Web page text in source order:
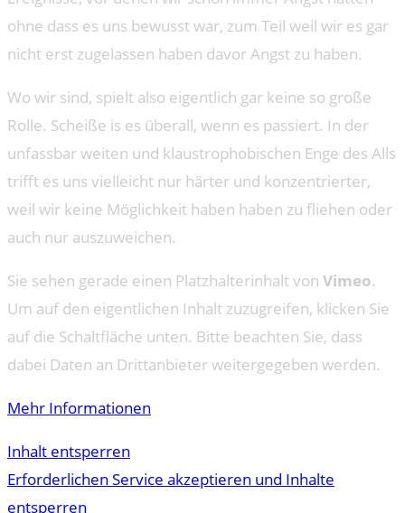
ohne dass es uns bewusst war, zum Teil weil wir es gar
nicht erst zugelassen haben davor Angst zu haben.
Wo wir sind, spielt also eigentlich gar keine so große
Rolle. Scheiße is es überall, wenn es passiert. In der
unfassbar weiten und klaustrophobischen Enge des Alls
trifft es uns vielleicht nur härter und konzentrierter,
weil wir keine Möglichkeit haben haben zu fliehen oder
auch nur auszuweichen.
Sie sehen gerade einen Platzhalterinhalt von Vimeo.
Um auf den eigentlichen Inhalt zuzugreifen, klicken Sie
auf die Schaltfläche unten. Bitte beachten Sie, dass
dabei Daten an Drittanbieter weitergegeben werden.
Mehr Informationen
Inhalt entsperren
Erforderlichen Service akzeptieren und Inhalte
entsperren